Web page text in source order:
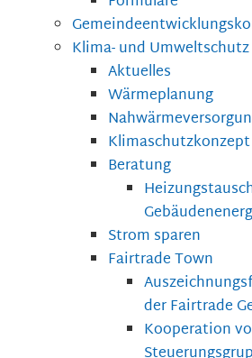
Klima- und Umweltschutz
Aktuelles
Wärmeplanung
Klimaschutzkonzept
Beratung
Strom sparen
Fairtrade Town
der Fairtrade
Kooperation